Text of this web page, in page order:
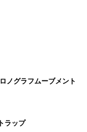
ノグラフムーブメント
ラップ